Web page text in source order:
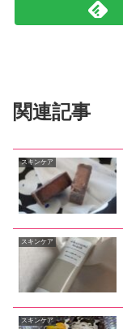
関連記事
スキンケア
スキンケア
スキンケア